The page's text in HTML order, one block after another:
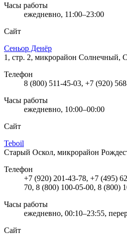
Часы работы
ежедневно, 11:00–23:00
Сайт
Сеньор Денёр
1, стр. 2, микрорайон Солнечный,
Телефон
8 (800) 511-45-03, +7 (920)
Часы работы
ежедневно, 10:00–00:00
Сайт
Teboil
Старый Оскол, микрорайон
Телефон
+7 (920) 201-43-78, +7 (495)
70, 8 (800) 100-05-00, 8 (800)
Часы работы
ежедневно, 00:10–23:55,
Сайт